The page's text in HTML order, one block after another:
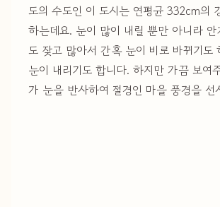
도의 수도인 이 도시는 연평균 332cm의
하는데요. 눈이 많이 내릴 뿐만 아니라
도 잦고 많아서 간혹 눈이 비로 바뀌기도
눈이 내리기도 합니다. 하지만 가끔 보여
가 눈을 반사하여 절경인 마을 풍경을 선